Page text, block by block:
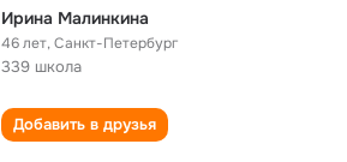
Ирина Малинкина
46 лет,Санкт-Петербург
339 школа
Добавить в друзья